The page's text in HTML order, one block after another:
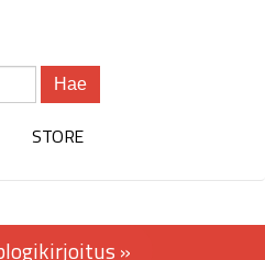
Hae
STORE